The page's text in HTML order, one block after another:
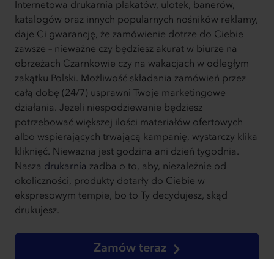
Internetowa drukarnia plakatów, ulotek, banerów,
katalogów oraz innych popularnych nośników reklamy,
daje Ci gwarancję, że zamówienie dotrze do Ciebie
zawsze – nieważne czy będziesz akurat w biurze na
obrzeżach Czarnkowie czy na wakacjach w odległym
zakątku Polski. Możliwość składania zamówień przez
całą dobę (24/7) usprawni Twoje marketingowe
działania. Jeżeli niespodziewanie będziesz
potrzebować większej ilości materiałów ofertowych
albo wspierających trwającą kampanię, wystarczy klika
kliknięć. Nieważna jest godzina ani dzień tygodnia.
Nasza drukarnia zadba o to, aby, niezależnie od
okoliczności, produkty dotarły do Ciebie w
ekspresowym tempie, bo to Ty decydujesz, skąd
drukujesz.
Zamów teraz